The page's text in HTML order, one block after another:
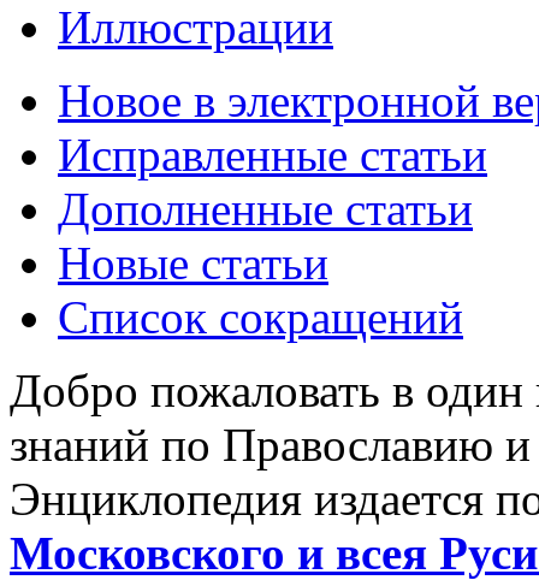
Иллюстрации
Новое в электронной
Исправленные статьи
Дополненные статьи
Новые статьи
Список сокращений
Добро пожаловать в
знаний по Православию
Энциклопедия издается
Московского и всея